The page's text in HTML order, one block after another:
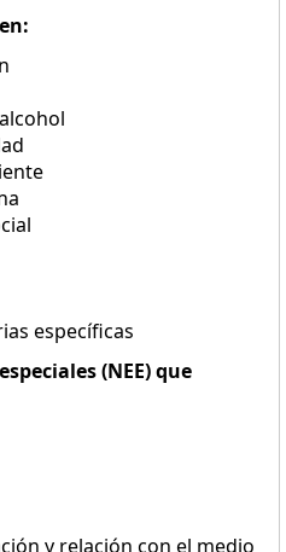
específicas
(NEE) que
y relación con el medio